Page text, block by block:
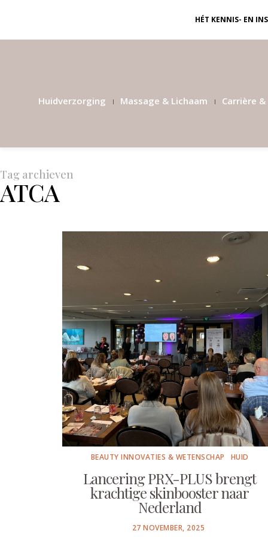
HÉT KENNIS- EN
Huidverzorging Massage & Lichaam Carrière
Tag archieven
ATCA
BEAUTY INNOVATIES & WETENSCHAP HUID
Lancering PRX-PLUS brengt
krachtige skinbooster naar
Nederland
POSTED
27 NOVEMBER, 2025